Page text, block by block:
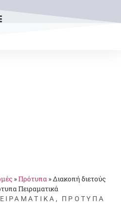
»Πρότυπα»Διακοπή διετούς
Πειραματικά
, ΠΡΌΤΥΠΑ